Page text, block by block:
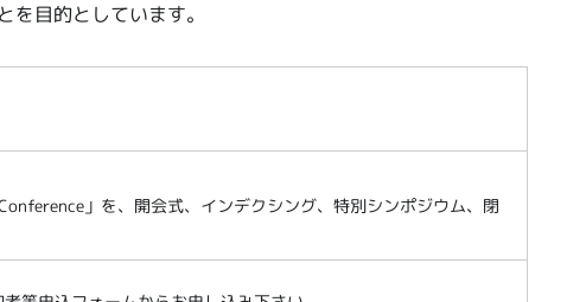
目的としています。
」を、開会式、インデクシング、特別シンポジウム、閉